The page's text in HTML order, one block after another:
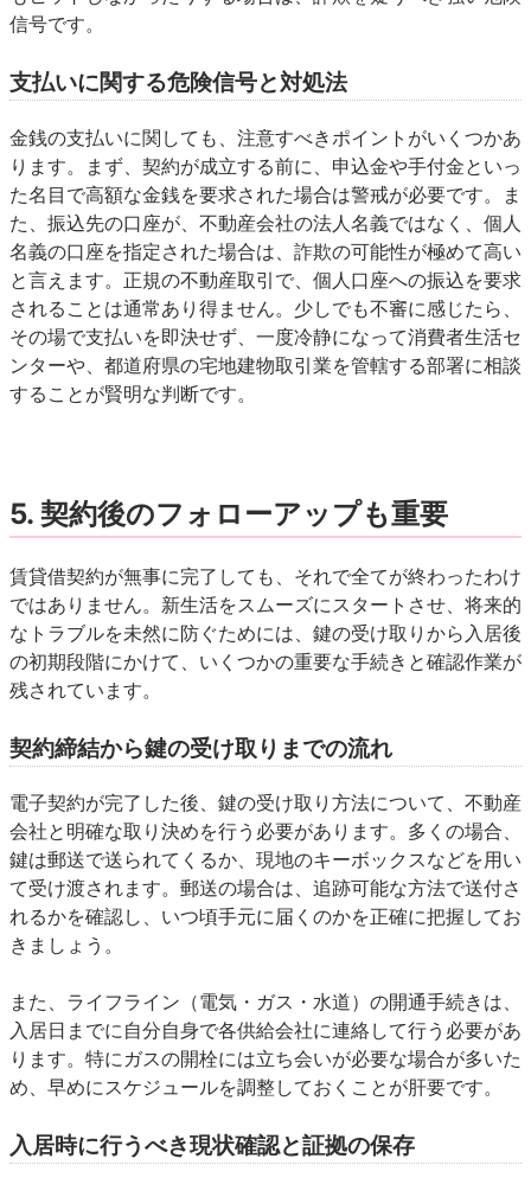
信号です。
支払いに関する危険信号と対処法
金銭の支払いに関しても、注意すべきポイントがいくつかあ
ります。まず、契約が成立する前に、申込金や手付金といっ
た名目で高額な金銭を要求された場合は警戒が必要です。ま
た、振込先の口座が、不動産会社の法人名義ではなく、個人
名義の口座を指定された場合は、詐欺の可能性が極めて高い
と言えます。正規の不動産取引で、個人口座への振込を要求
されることは通常あり得ません。少しでも不審に感じたら、
その場で支払いを即決せず、一度冷静になって消費者生活セ
ンターや、都道府県の宅地建物取引業を管轄する部署に相談
することが賢明な判断です。
5. 契約後のフォローアップも重要
賃貸借契約が無事に完了しても、それで全てが終わったわけ
ではありません。新生活をスムーズにスタートさせ、将来的
なトラブルを未然に防ぐためには、鍵の受け取りから入居後
の初期段階にかけて、いくつかの重要な手続きと確認作業が
残されています。
契約締結から鍵の受け取りまでの流れ
電子契約が完了した後、鍵の受け取り方法について、不動産
会社と明確な取り決めを行う必要があります。多くの場合、
鍵は郵送で送られてくるか、現地のキーボックスなどを用い
て受け渡されます。郵送の場合は、追跡可能な方法で送付さ
れるかを確認し、いつ頃手元に届くのかを正確に把握してお
きましょう。
また、ライフライン（電気・ガス・水道）の開通手続きは、
入居日までに自分自身で各供給会社に連絡して行う必要があ
ります。特にガスの開栓には立ち会いが必要な場合が多いた
め、早めにスケジュールを調整しておくことが肝要です。
入居時に行うべき現状確認と証拠の保存